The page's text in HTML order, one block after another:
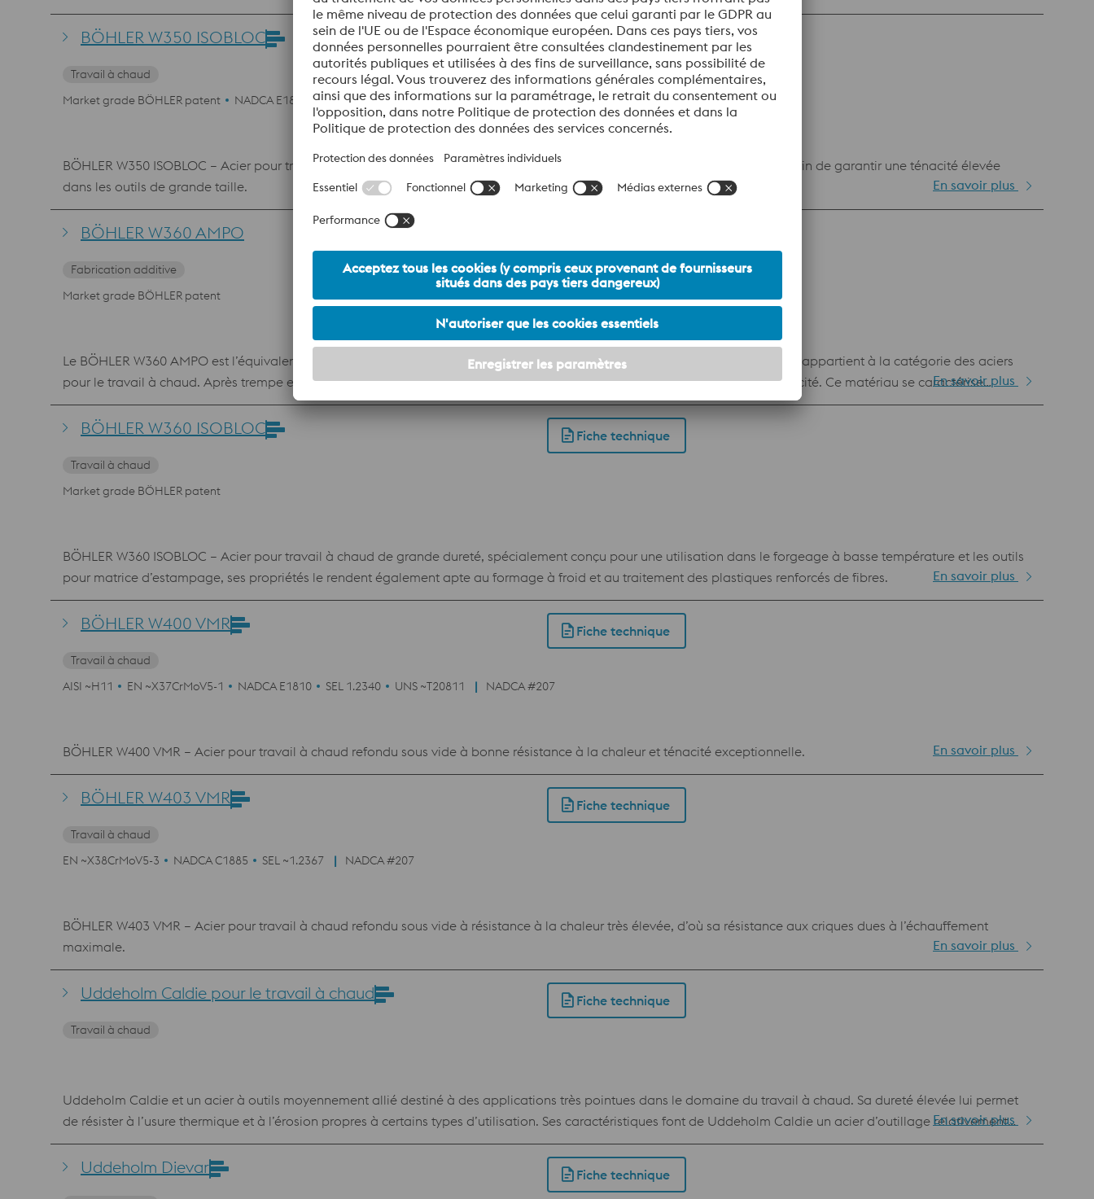
creux, les outils pour la production de vis, écrous, rivets et boulons. Outils de moulage sous pression, matrices pour mouleuse sous pression, inserts de matrice,
lames de cisaillage à chaud, moules en plastique.
BÖHLER W350 ISOBLOC Fiche technique
Travail à chaud
Market grade BÖHLER patent
NADCA E1850 NADCA #207
BÖHLER W350 ISOBLOC – Acier pour travail à chaud, conçu pour une utilisation dans les moules de coulage sous pression afin de garantir une ténacité élevée
dans les outils de grande taille.
En savoir plus
BÖHLER W360 AMPO
Fabrication additive
Market grade BÖHLER patent
Le BÖHLER W360 AMPO est l’équivalent en poudre de l’acier W360 ISOBLOC. Grâce à sa composition chimique, ce matériau appartient à la catégorie des aciers
pour le travail à chaud. Après trempe et revenu, il peut atteindre une dureté de 57 HRC accompagnée d’une très bonne ténacité. Ce matériau se caractérise
notamment par une résistance à l’usure à chaud élevée ainsi qu’une bonne ténacité à chaud. Applications : composants imprimés à refroidissement conforme pour
des applications de moulage sous pression, de revêtements de protection contre l’usure et de réparation de moules par soudage laser par rechargement.
En savoir plus
BÖHLER W360 ISOBLOC Fiche technique
Travail à chaud
Market grade BÖHLER patent
BÖHLER W360 ISOBLOC – Acier pour travail à chaud de grande dureté, spécialement conçu pour une utilisation dans le forgeage à basse température et les outils
pour matrice d’estampage, ses propriétés le rendent également apte au formage à froid et au traitement des plastiques renforcés de fibres.
En savoir plus
BÖHLER W400 VMR Fiche technique
Travail à chaud
AISI ~H11
EN ~X37CrMoV5-1 NADCA E1810 SEL 1.2340 UNS ~T20811 NADCA #207
BÖHLER W400 VMR – Acier pour travail à chaud refondu sous vide à bonne résistance à la chaleur et ténacité exceptionnelle. En savoir plus
BÖHLER W403 VMR Fiche technique
Travail à chaud
EN ~X38CrMoV5-3
NADCA C1885 SEL ~1.2367 NADCA #207
BÖHLER W403 VMR – Acier pour travail à chaud refondu sous vide à résistance à la chaleur très élevée, d’où sa résistance aux criques dues à l’échauffement
maximale.
En savoir plus
Uddeholm Caldie pour le travail à chaud Fiche technique
Travail à chaud
Uddeholm Caldie et un acier à outils moyennement allié destiné à des applications très pointues dans le domaine du travail à chaud. Sa dureté élevée lui permet
de résister à l’usure thermique et à l’érosion propres à certains types d’utilisation. Ses caractéristiques font de Uddeholm Caldie un acier d’outillage relativement
robuste et de dureté élevée, idéal pour le forgeage et le marquage à chaud. Avantages Cet acier se prête facilement aux traitements de surface destinés à
renforcer la résistance à l’usure. Très bonne stabilité dimensionnelle. Réduction des coûts de maintenance et des coûts liés aux arrêts et gain de productivité grâce à
la limitation des risques de défaillance précoce. Réduction des coûts de maintenance et des coûts liés aux arrêts et gain productivité grâce à la simplification des
En savoir plus
Uddeholm Dievar Fiche technique